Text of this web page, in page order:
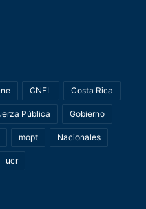
CNFL Costa Rica
Pública Gobierno
mopt Nacionales
ucr